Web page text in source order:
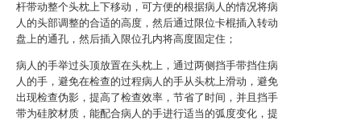
杆带动整个头枕上下移动，可方便的根据病人的情况将病
人的头部调整的合适的高度，然后通过限位卡棍插入转动
盘上的通孔，然后插入限位孔内将高度固定住；
病人的手举过头顶放置在头枕上，通过两侧挡手带挡住病
人的手，避免在检查的过程病人的手从头枕上滑动，避免
出现检查伪影，提高了检查效率，节省了时间，并且挡手
带为硅胶材质，能配合病人的手进行适当的弧度变化，提